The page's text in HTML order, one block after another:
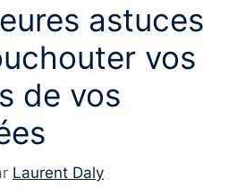
astuces
vos
de vos
Laurent Daly